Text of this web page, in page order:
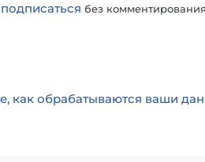
подписаться без
как обрабатываются ваши